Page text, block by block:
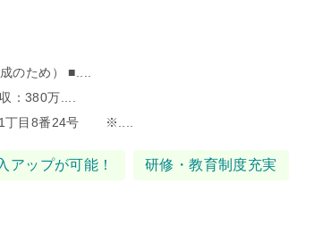
のため） ■....
：380万....
1丁目8番24号 ※....
アップが可能！ 研修・教育制度充実